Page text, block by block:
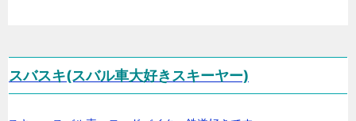
スバスキ(スバル車大好きスキーヤー)